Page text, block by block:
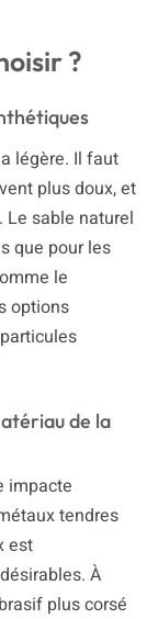
?
légère. Il faut
plus doux, et
sable naturel
que pour les
le
options
de la
impacte
tendres
est
À
plus corsé